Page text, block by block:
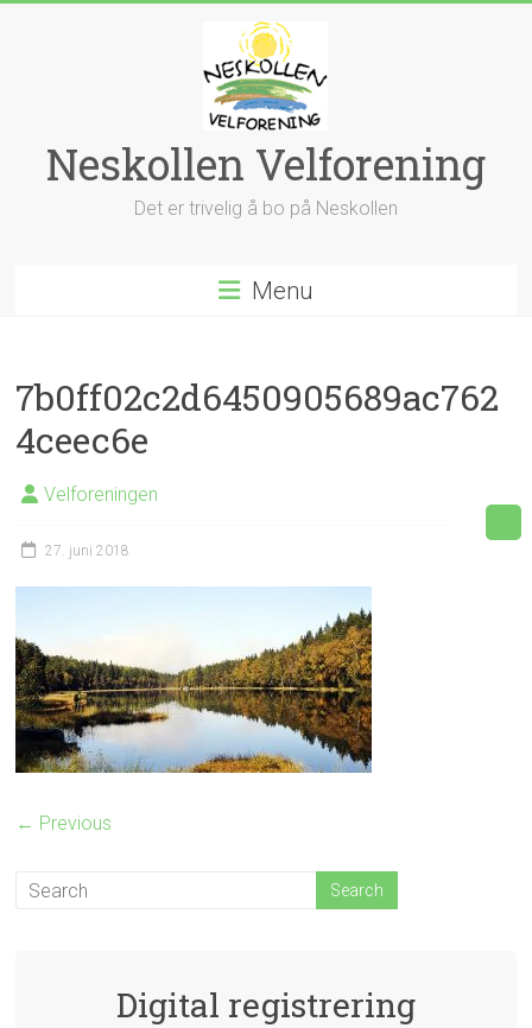
Neskollen Velforening
Det er trivelig å bo på Neskollen
Menu
7b0ff02c2d6450905689ac762
4ceec6e
Velforeningen
27. juni 2018
← Previous
Digital registrering